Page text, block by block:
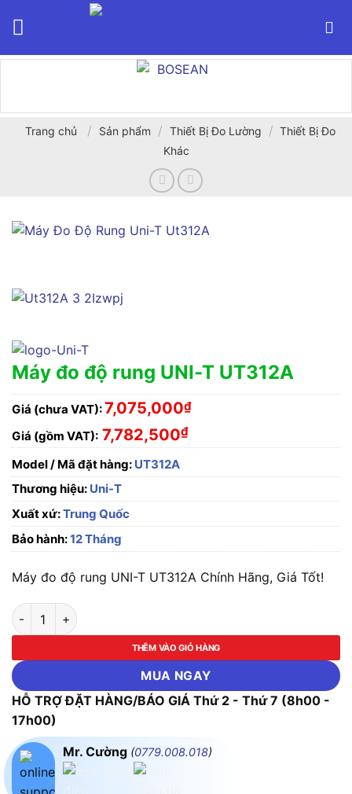
Trang chủ / Sản phẩm / Thiết Bị Đo Lường / Thiết Bị Đo
Khác
Máy đo độ rung UNI-T UT312A
Giá (chưa VAT):7,075,000₫
Giá (gồm VAT): 7,782,500₫
Model / Mã đặt hàng: UT312A
Thương hiệu: Uni-T
Xuất xứ:Trung Quốc
Bảo hành:12 Tháng
Máy đo độ rung UNI-T UT312A Chính Hãng, Giá Tốt!
Máy đo độ rung UNI-T UT312A số lượng
THÊM VÀO GIỎ HÀNG
MUA NGAY
HỖ TRỢ ĐẶT HÀNG/BÁO GIÁ Thứ 2 - Thứ 7 (8h00 -
17h00)
Mr. Cường (0779.008.018)